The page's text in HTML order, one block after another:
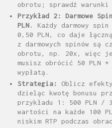
obrotu; sprawdź
Przykład 2: Darmowe
PLN.
Każdy darmowy
0,50 PLN, co daje
z darmowych spinów są
obrotu, np. 20x, więc
musisz obrócić 50 PLN *
wypłatą.
Strategia:
Oblicz
dzieląc kwotę bonusu
przykładu 1: 500 PLN /
wartości na każde 100
niskim RTP podczas